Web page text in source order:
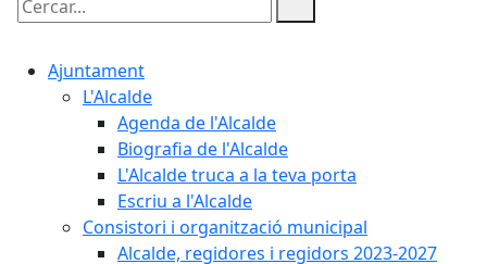
Cercar:
Ajuntament
L'Alcalde
Agenda de l'Alcalde
Biografia de l'Alcalde
L'Alcalde truca a la teva porta
Escriu a l'Alcalde
Consistori i organització municipal
Alcalde, regidores i regidors 2023-2027